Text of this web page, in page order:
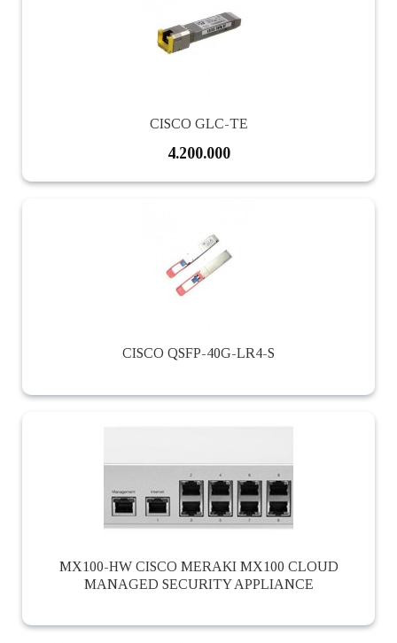
CISCO GLC-TE
4.200.000
CISCO QSFP-40G-LR4-S
MX100-HW CISCO MERAKI MX100 CLOUD
MANAGED SECURITY APPLIANCE